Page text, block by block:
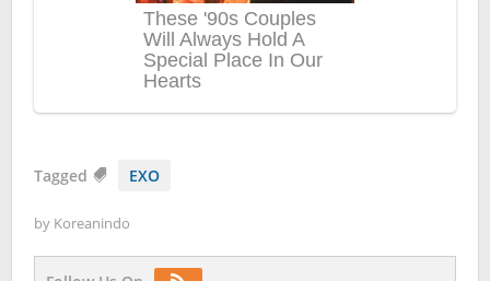
Tagged EXO
by Koreanindo